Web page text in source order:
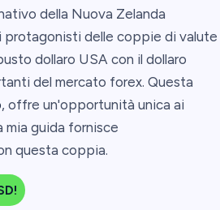
della Nuova Zelanda
protagonisti delle coppie di valute
dollaro USA con il dollaro
del mercato forex. Questa
, offre un'opportunità unica ai
mia guida fornisce
questa coppia.